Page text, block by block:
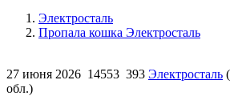
Электросталь
Пропала кошка Электросталь
27 июня 2026 14553 393 Электросталь
обл.)